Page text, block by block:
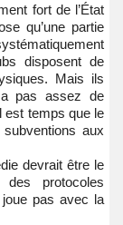
fort de l’État
qu’une partie
disposent de
Mais ils
a pas assez de
est temps que le
aux
devrait être le
protocoles
pas avec la